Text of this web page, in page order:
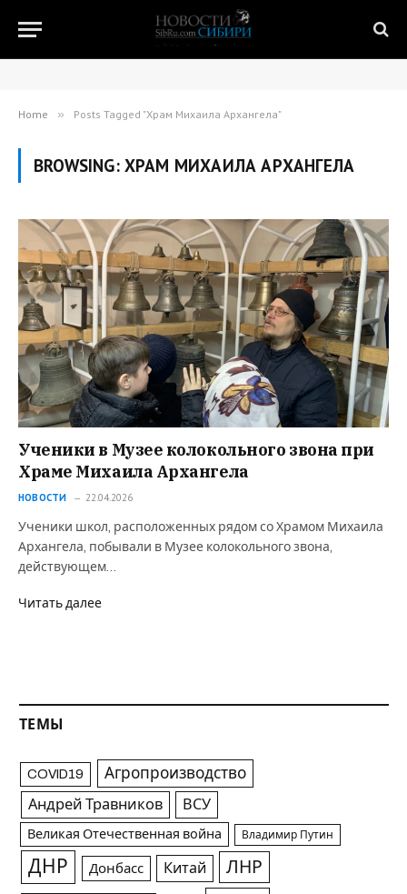
Home » Posts Tagged "Храм Михаила Архангела"
BROWSING: ХРАМ МИХАИЛА АРХАНГЕЛА
Ученики в Музее колокольного звона при
Храме Михаила Архангела
НОВОСТИ 22.04.2026
Ученики школ, расположенных рядом со Храмом Михаила
Архангела, побывали в Музее колокольного звона,
действующем…
Читать далее
ТЕМЫ
COVID19 Агропроизводство
Андрей Травников ВСУ
Великая Отечественная война Владимир Путин
ДНР Донбасс Китай ЛНР